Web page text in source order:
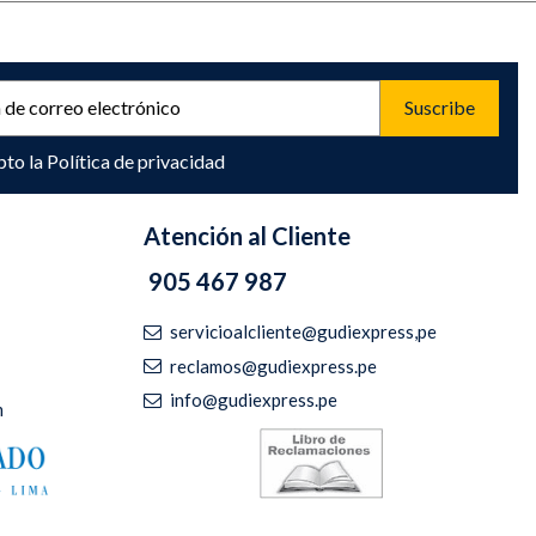
la Política de privacidad
Atención al Cliente
905 467 987
servicioalcliente@gudiexpress,pe
reclamos@gudiexpress.pe
info@gudiexpress.pe